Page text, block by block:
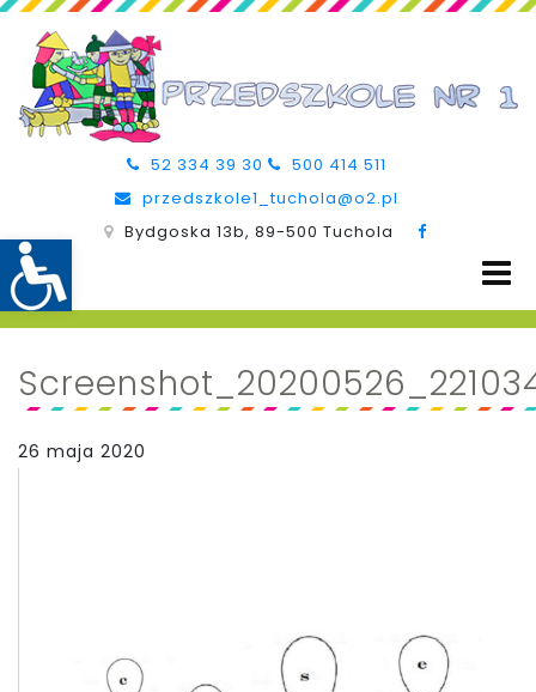
52 334 39 30
500 414 511
przedszkole1_tuchola@o2.pl
Bydgoska 13b, 89-500 Tuchola
26 maja 2020